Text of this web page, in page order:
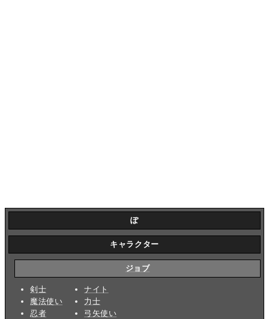
ぽ
キャラクター
ジョブ
剣士
魔法使い
忍者
ナイト
力士
弓矢使い